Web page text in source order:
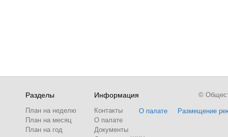
Разделы
План на неделю
План на месяц
План на год
Информация
Контакты
О палате
Документы
О палате Размещение
©